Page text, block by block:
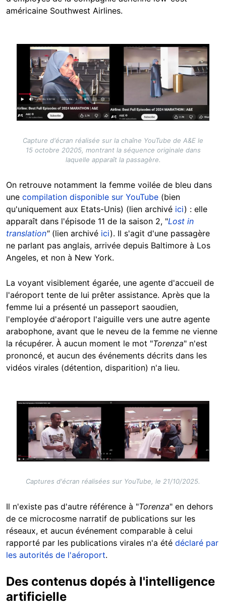
américaine Southwest Airlines.
Capture d'écran réalisée sur la chaîne YouTube de A&E le
15 octobre 20205, montrant la séquence originale dans
laquelle apparaît la passagère.
On retrouve notamment la femme voilée de bleu dans
une compilation disponible sur YouTube (bien
qu'uniquement aux Etats-Unis) (lien archivé ici) : elle
apparaît dans l'épisode 11 de la saison 2, "Lost in
translation"(lien archivé ici). Il s'agit d'une passagère
ne parlant pas anglais, arrivée depuis Baltimore à Los
Angeles, et non à New York.
La voyant visiblement égarée, une agente d'accueil de
l'aéroport tente de lui prêter assistance. Après que la
femme lui a présenté un passeport saoudien,
l'employée d'aéroport l'aiguille vers une autre agente
arabophone, avant que le neveu de la femme ne vienne
la récupérer. À aucun moment le mot "Torenza" n'est
prononcé, et aucun des événements décrits dans les
vidéos virales (détention, disparition) n'a lieu.
Image
Captures d'écran réalisées sur YouTube, le 21/10/2025.
Il n'existe pas d'autre référence à "Torenza" en dehors
de ce microcosme narratif de publications sur les
réseaux, et aucun événement comparable à celui
rapporté par les publications virales n'a été déclaré par
les autorités de l'aéroport.
Des contenus dopés à l'intelligence
artificielle